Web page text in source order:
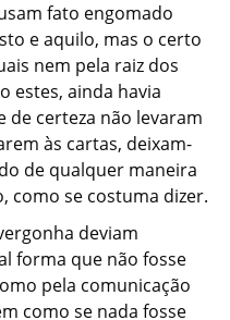
fato engomado
e aquilo, mas o certo
nem pela raiz dos
estes, ainda havia
de certeza não levaram
às cartas, deixam-
de qualquer maneira
como se costuma dizer.
deviam
forma que não fosse
pela comunicação
como se nada fosse